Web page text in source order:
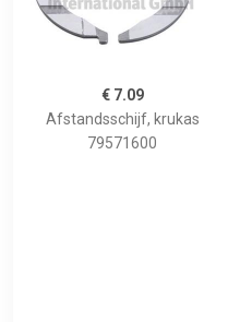
€ 7.09
Afstandsschijf, krukas
79571600